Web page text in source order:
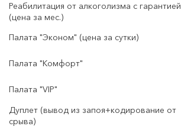
Реабилитация от алкоголизма с гарантией
(цена за мес.)
Палата "Эконом" (цена за сутки)
Палата "Комфорт"
Палата "VIP"
Дуплет (вывод из запоя+кодирование от
срыва)